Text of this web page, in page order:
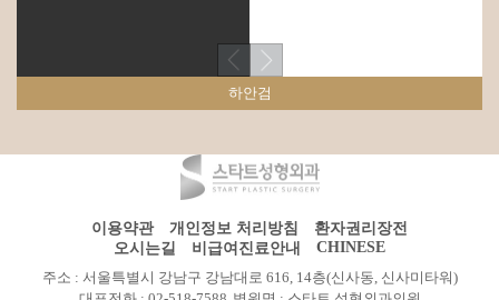
하안검
이용약관 개인정보 처리방침
환자권리장전
오시는길
비급여진료안내
CHINESE
주소 : 서울특별시 강남구 강남대로 616, 14층(신사동, 신사미타워)